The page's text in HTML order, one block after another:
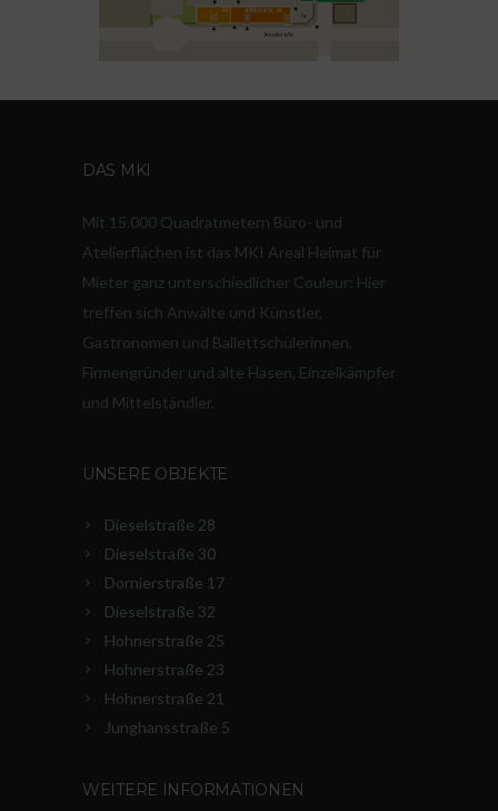
DAS MKI
Mit 15.000 Quadratmetern Büro- und
Atelierflächen ist das MKI Areal Heimat für
Mieter ganz unterschiedlicher Couleur: Hier
treffen sich Anwälte und Künstler,
Gastronomen und Ballettschülerinnen,
Firmengründer und alte Hasen, Einzelkämpfer
und Mittelständler.
UNSERE OBJEKTE
Dieselstraße 28
Dieselstraße 30
Dornierstraße 17
Dieselstraße 32
Hohnerstraße 25
Hohnerstraße 23
Hohnerstraße 21
Junghansstraße 5
WEITERE INFORMATIONEN